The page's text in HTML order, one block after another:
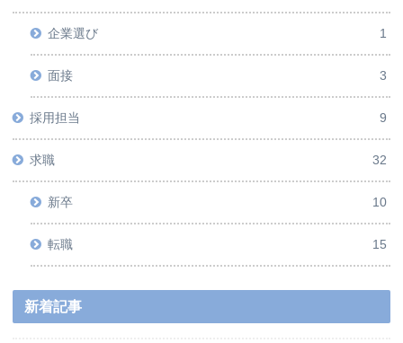
企業選び 1
面接 3
採用担当 9
求職 32
新卒 10
転職 15
新着記事